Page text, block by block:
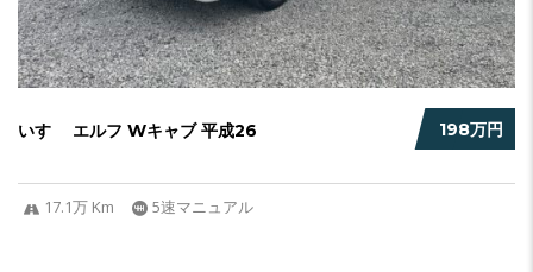
198万円
いすゞ エルフ Wキャブ 平成26
17.1万 Km 5速マニュアル